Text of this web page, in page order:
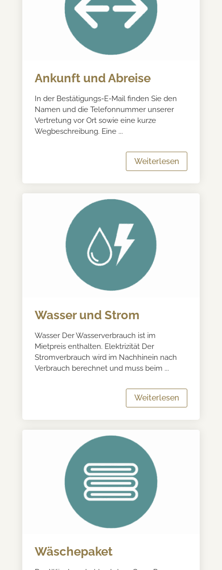
Ankunft und Abreise
In der Bestätigungs-E-Mail finden Sie den
Namen und die Telefonnummer unserer
Vertretung vor Ort sowie eine kurze
Wegbeschreibung. Eine ...
Weiterlesen
Wasser und Strom
Wasser Der Wasserverbrauch ist im
Mietpreis enthalten. Elektrizität Der
Stromverbrauch wird im Nachhinein nach
Verbrauch berechnet und muss beim ...
Weiterlesen
Wäschepaket